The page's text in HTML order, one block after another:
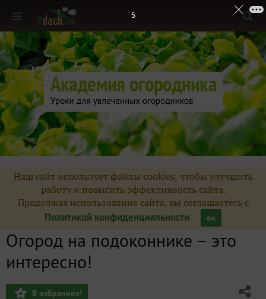
Наш сайт использует файлы cookies, чтобы улучшить
работу и повысить эффективность сайта.
Продолжая использование сайта, вы соглашаетесь с
Политикой конфиденциальности
ок
Огород на подоконнике – это
интересно!
В избранное!
4